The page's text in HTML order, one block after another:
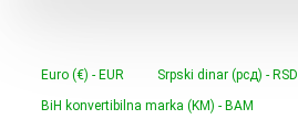
Euro (€) - EUR
Srpski dinar (рсд) - RSD
BiH konvertibilna marka (KM) - BAM